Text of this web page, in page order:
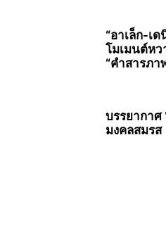
“อาเล็ก-เ
โมเมนต์ห
“คำสารภา
บรรยากา
มงคลสมรส